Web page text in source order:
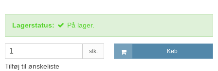
Lagerstatus: På lager.
stk. Køb
Tilføj til ønskeliste